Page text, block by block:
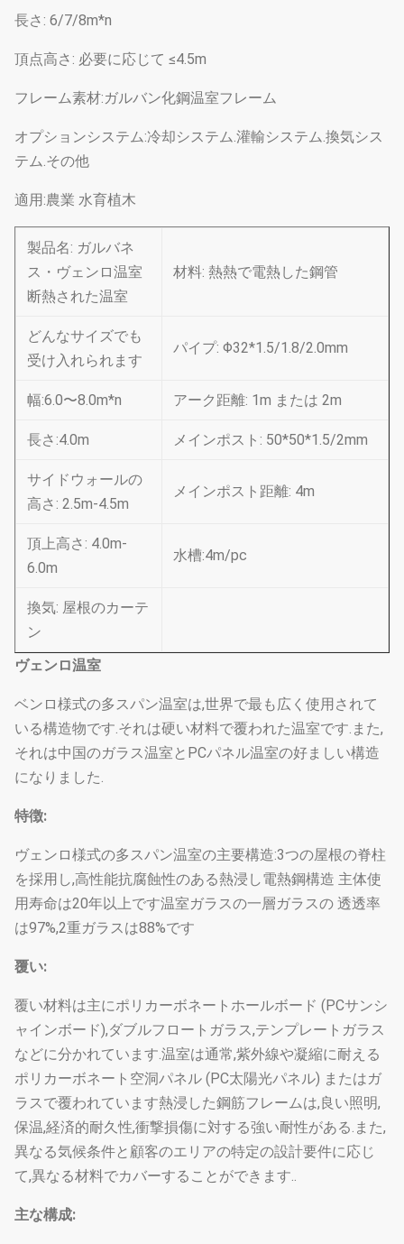
長さ: 6/7/8m*n
頂点高さ: 必要に応じて ≤4.5m
フレーム素材:ガルバン化鋼温室フレーム
オプションシステム:冷却システム.灌輸システム.換気シス
テム.その他
適用:農業 水育植木
製品名: ガルバネ
ス・ヴェンロ温室
断熱された温室
材料: 熱熱で電熱した鋼管
どんなサイズでも
受け入れられます
パイプ: Φ32*1.5/1.8/2.0mm
幅:6.0〜8.0m*n アーク距離: 1m または 2m
長さ:4.0m メインポスト: 50*50*1.5/2mm
サイドウォールの
高さ: 2.5m-4.5m
メインポスト距離: 4m
頂上高さ: 4.0m-
6.0m
水槽:4m/pc
換気: 屋根のカーテ
ン
ヴェンロ温室
ベンロ様式の多スパン温室は,世界で最も広く使用されて
いる構造物です.それは硬い材料で覆われた温室です.また,
それは中国のガラス温室とPCパネル温室の好ましい構造
になりました.
特徴:
ヴェンロ様式の多スパン温室の主要構造:3つの屋根の脊柱
を採用し,高性能抗腐蝕性のある熱浸し電熱鋼構造 主体使
用寿命は20年以上です温室ガラスの一層ガラスの 透透率
は97%,2重ガラスは88%です
覆い:
覆い材料は主にポリカーボネートホールボード (PCサンシ
ャインボード),ダブルフロートガラス,テンプレートガラス
などに分かれています.温室は通常,紫外線や凝縮に耐える
ポリカーボネート空洞パネル (PC太陽光パネル) またはガ
ラスで覆われています熱浸した鋼筋フレームは,良い照明,
保温,経済的耐久性,衝撃損傷に対する強い耐性がある.また,
異なる気候条件と顧客のエリアの特定の設計要件に応じ
て,異なる材料でカバーすることができます..
主な構成: